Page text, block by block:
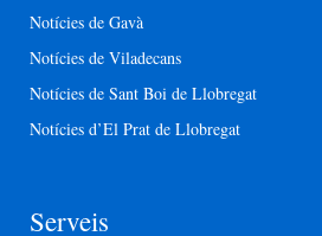
Notícies de Gavà
Notícies de Viladecans
Notícies de Sant Boi de Llobregat
Notícies d’El Prat de Llobregat
Serveis